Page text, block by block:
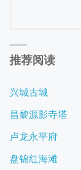
推荐阅读
兴城古城
昌黎源影寺塔
卢龙永平府
盘锦红海滩